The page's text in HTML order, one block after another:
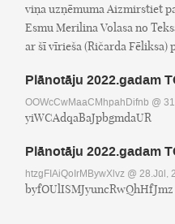
viņa uzņēmuma Aizmirstiet
Esmu Merilina Volasa no
ar šī vīrieša (Ričarda Fēliksa)
Plānotāju 2022.gadam
OOWcCwMaaCMhpahDifnb @
yiWCAdqaBaJpbgmdaUR
Plānotāju 2022.gadam
htzgFIAiQoIrMBywXlvz @ 28.Jūl,
byfOUlISMJyuncRwQhHfJmz